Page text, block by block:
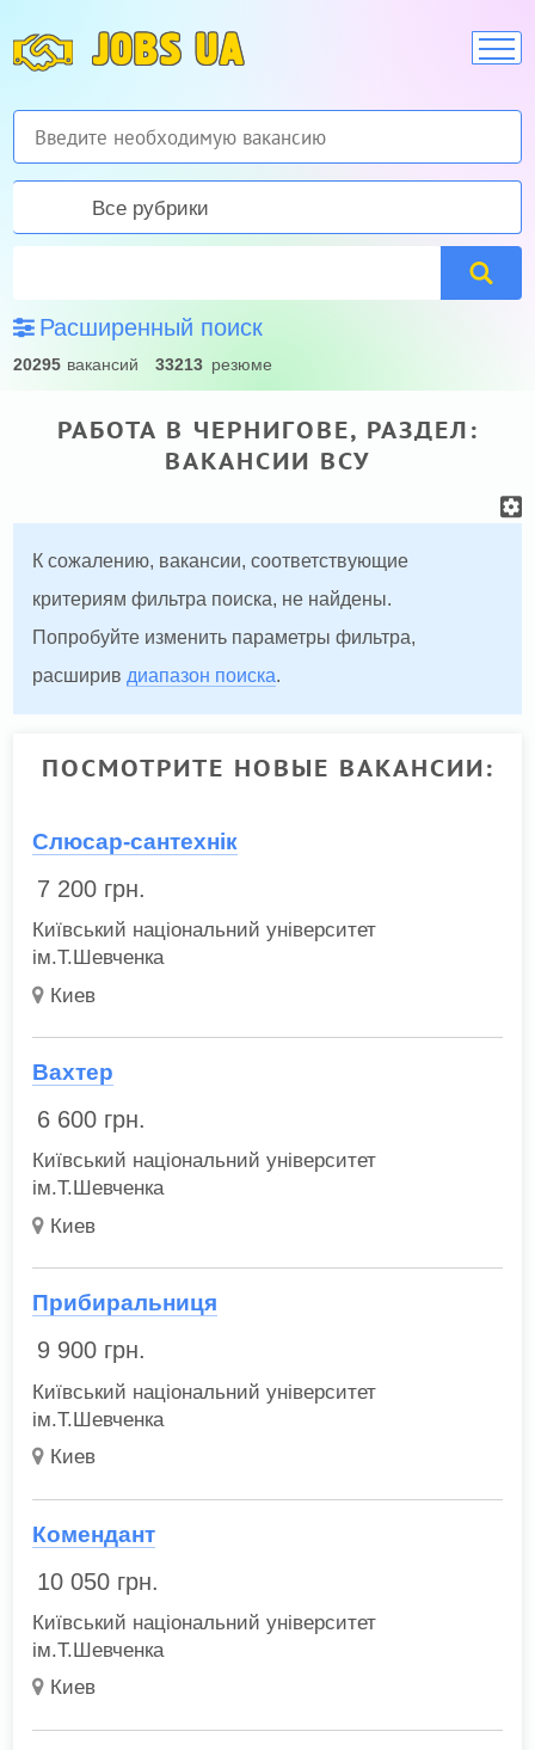
JOBS UA
Все рубрики
Расширенный поиск
20295 вакансий 33213 резюме
РАБОТА В ЧЕРНИГОВЕ, РАЗДЕЛ:
ВАКАНСИИ ВСУ
К сожалению, вакансии, соответствующие
критериям фильтра поиска, не найдены.
Попробуйте изменить параметры фильтра,
расширив диапазон поиска.
ПОСМОТРИТЕ НОВЫЕ ВАКАНСИИ:
Слюсар-сантехнік
7 200 грн.
Київський національний університет
ім.Т.Шевченка
Киев
Вахтер
6 600 грн.
Київський національний університет
ім.Т.Шевченка
Киев
Прибиральниця
9 900 грн.
Київський національний університет
ім.Т.Шевченка
Киев
Комендант
10 050 грн.
Київський національний університет
ім.Т.Шевченка
Киев